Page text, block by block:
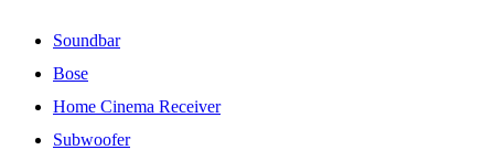
Soundbar
Bose
Home Cinema Receiver
Subwoofer